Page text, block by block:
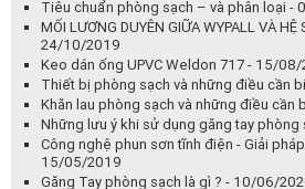
15/05/2019
Găng Tay phòng sạch là gì ? - 10/06/
THÔNG TIN CHUNG
CTY TNHH TM & SX GIẢI PHÁP